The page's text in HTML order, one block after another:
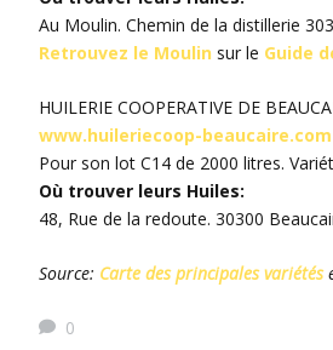
Au Moulin. Chemin de la distillerie
Retrouvez le Moulin sur le Guide
HUILERIE COOPERATIVE DE
www.huileriecoop-beaucaire.com
Pour son lot C14 de 2000 litres.
Où trouver leurs Huiles:
48, Rue de la redoute. 30300
Source: Carte des principales variétés
0